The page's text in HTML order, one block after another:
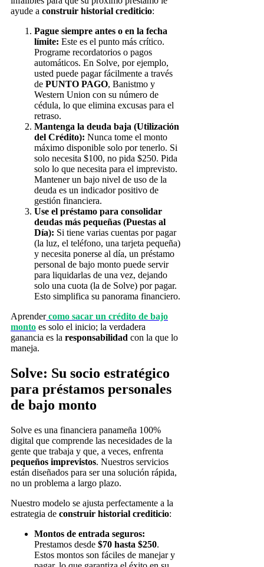
ayude a construir historial crediticio:
Pague siempre antes o en la fecha
límite: Este es el punto más crítico.
Programe recordatorios o pagos
automáticos. En Solve, por ejemplo,
usted puede pagar fácilmente a través
de PUNTO PAGO, Banistmo y
Western Union con su número de
cédula, lo que elimina excusas para el
retraso.
Mantenga la deuda baja (Utilización
del Crédito): Nunca tome el monto
máximo disponible solo por tenerlo. Si
solo necesita $100, no pida $250. Pida
solo lo que necesita para el imprevisto.
Mantener un bajo nivel de uso de la
deuda es un indicador positivo de
gestión financiera.
Use el préstamo para consolidar
deudas más pequeñas (Puestas al
Día): Si tiene varias cuentas por pagar
(la luz, el teléfono, una tarjeta pequeña)
y necesita ponerse al día, un préstamo
personal de bajo monto puede servir
para liquidarlas de una vez, dejando
solo una cuota (la de Solve) por pagar.
Esto simplifica su panorama financiero.
Aprender como sacar un crédito de bajo
monto es solo el inicio; la verdadera
ganancia es la responsabilidad con la que lo
maneja.
Solve: Su socio estratégico
para préstamos personales
de bajo monto
Solve es una financiera panameña 100%
digital que comprende las necesidades de la
gente que trabaja y que, a veces, enfrenta
pequeños imprevistos. Nuestros servicios
están diseñados para ser una solución rápida,
no un problema a largo plazo.
Nuestro modelo se ajusta perfectamente a la
estrategia de construir historial crediticio:
Montos de entrada seguros:
Prestamos desde $70 hasta $250.
Estos montos son fáciles de manejar y